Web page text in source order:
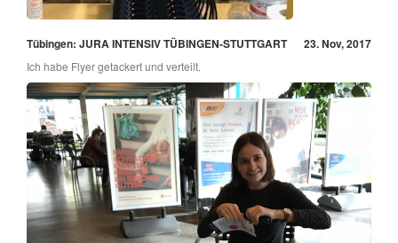
Tübingen: JURA INTENSIV TÜBINGEN-STUTTGART 23. Nov, 2017
Ich habe Flyer getackert und verteilt.